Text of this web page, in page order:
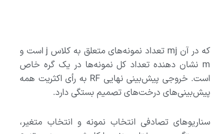
که در آن mj تعداد نمونه‌های متعلق به کلاس j است و
m نشان دهنده تعداد کل نمونه‌ها در یک گره خاص
است. خروجی پیش‌بینی نهایی RF به رأی اکثریت همه
پیش‌بینی‌های درخت‌های تصمیم بستگی دارد.
سناریوهای تصادفی انتخاب نمونه و انتخاب متغیر،